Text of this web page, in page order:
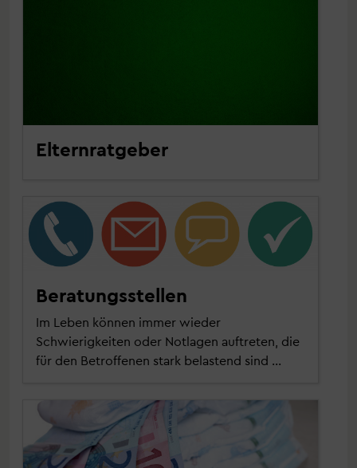
Elternratgeber
Beratungsstellen
Im Leben können immer wieder
Schwierigkeiten oder Notlagen auftreten, die
für den Betroffenen stark belastend sind ...